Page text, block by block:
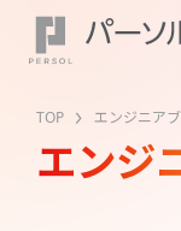
TOP エンジニア
エンジ